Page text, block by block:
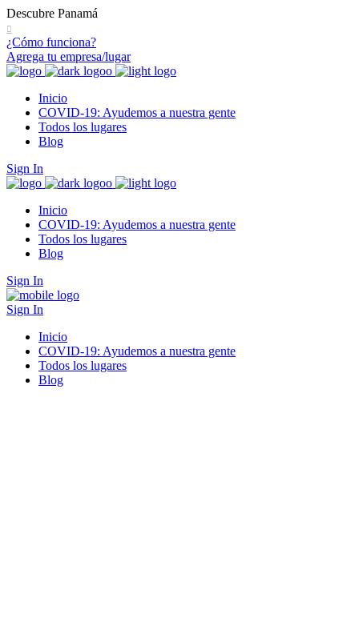
Descubre Panamá
¿Cómo funciona?
Agrega tu empresa/lugar
Inicio
COVID-19: Ayudemos a nuestra gente
Todos los lugares
Blog
Sign In
Inicio
COVID-19: Ayudemos a nuestra gente
Todos los lugares
Blog
Sign In
Sign In
Inicio
COVID-19: Ayudemos a nuestra gente
Todos los lugares
Blog